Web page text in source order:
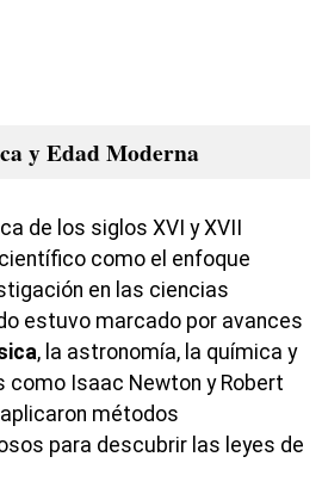
y Edad Moderna
de los siglos XVI y XVII
como el enfoque
en las ciencias
estuvo marcado por avances
, la astronomía, la química y
como Isaac Newton y Robert
métodos
para descubrir las leyes de